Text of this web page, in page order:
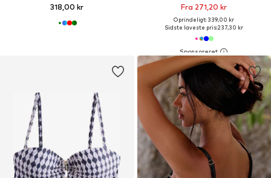
318,00 kr Fra 271,20 kr
Oprindeligt: 339,00 kr
Sidste laveste pris:237,30 kr